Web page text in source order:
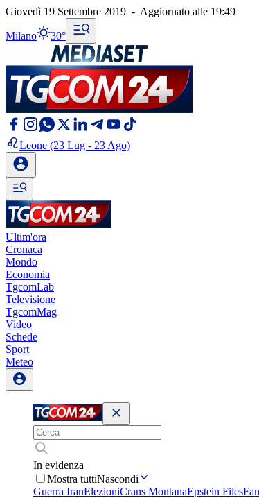
Giovedì 19 Settembre 2019 - Aggiornato alle 19:49
Milano 30°
Leone (23 Lug - 23 Ago)
Ultim'ora
Cronaca
Mondo
Economia
TgcomLab
Televisione
TgcomMag
Video
Schede
Sport
Meteo
In evidenza
Mostra tuttiNascondi
Guerra IranElezioniCrans MontanaEpstein Files